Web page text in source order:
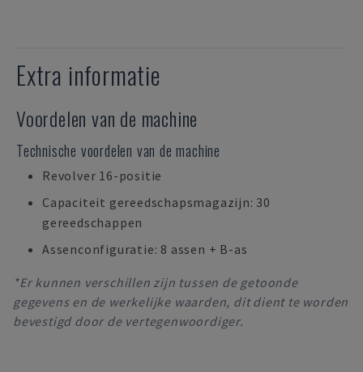
Extra informatie
Voordelen van de machine
Technische voordelen van de machine
Revolver 16-positie
Capaciteit gereedschapsmagazijn: 30
gereedschappen
Assenconfiguratie: 8 assen + B-as
*Er kunnen verschillen zijn tussen de getoonde
gegevens en de werkelijke waarden, dit dient te worden
bevestigd door de vertegenwoordiger.